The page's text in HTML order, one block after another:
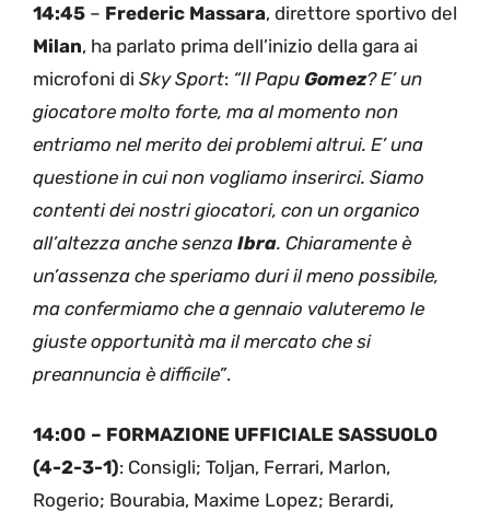
14:45 – Frederic Massara, direttore sportivo del
Milan, ha parlato prima dell’inizio della gara ai
microfoni di Sky Sport: “Il Papu Gomez? E’ un
giocatore molto forte, ma al momento non
entriamo nel merito dei problemi altrui. E’ una
questione in cui non vogliamo inserirci. Siamo
contenti dei nostri giocatori, con un organico
all’altezza anche senza Ibra. Chiaramente è
un’assenza che speriamo duri il meno possibile,
ma confermiamo che a gennaio valuteremo le
giuste opportunità ma il mercato che si
preannuncia è difficile”.
14:00 – FORMAZIONE UFFICIALE SASSUOLO
(4-2-3-1): Consigli; Toljan, Ferrari, Marlon,
Rogerio; Bourabia, Maxime Lopez; Berardi,